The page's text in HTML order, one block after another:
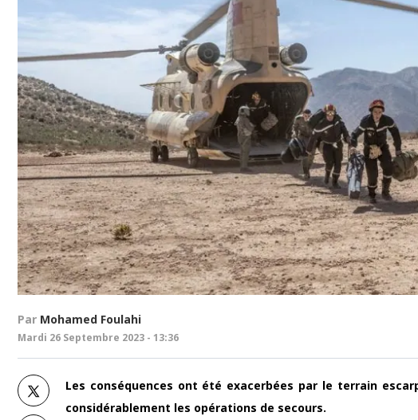
Par Mohamed Foulahi
Mardi 26 Septembre 2023 - 13:36
Les conséquences ont été exacerbées par le terrain
considérablement les opérations de secours.